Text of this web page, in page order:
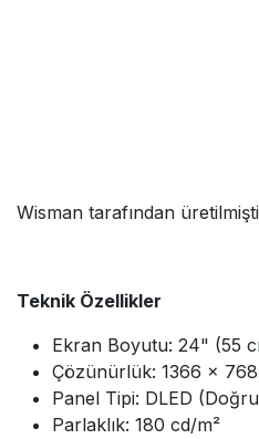
Wisman tarafından
Teknik Özellikler
Ekran Boyutu: 24" (55
Çözünürlük: 1366 x
Panel Tipi: DLED
Parlaklık: 180 cd/m²